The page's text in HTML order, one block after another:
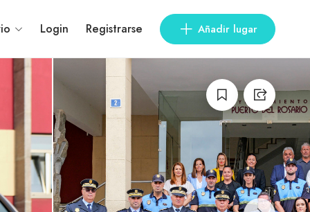
Login Registrarse Añadir lugar